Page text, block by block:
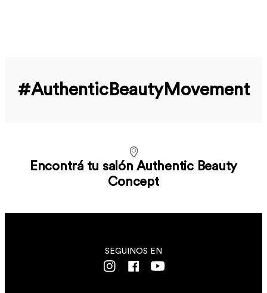
#Authentic­Beauty­Movement
Encontrá tu salón Authentic Beauty
Concept
SEGUINOS EN